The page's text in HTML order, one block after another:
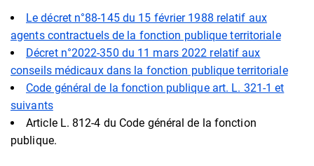
Le décret n°88-145 du 15 février 1988 relatif aux
agents contractuels de la fonction publique territoriale
Décret n°2022-350 du 11 mars 2022 relatif aux
conseils médicaux dans la fonction publique territoriale
Code général de la fonction publique art. L. 321-1 et
suivants
Article L. 812-4 du Code général de la fonction
publique.